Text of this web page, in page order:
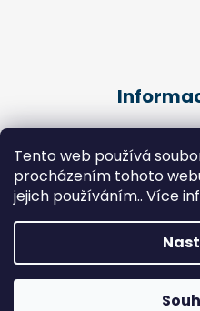
Tento web používá
procházením tohoto
jejich používáním.. Více
Podmínky ochrany
Kariéra
Péče o klienty - Pedikúra
Copyright 2026
práva